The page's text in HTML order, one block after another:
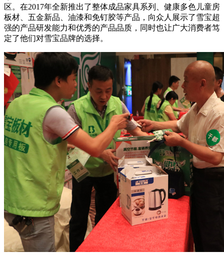
区。在2017年全新推出了整体成品家具系列、健康多色儿童房
板材、五金新品、油漆和免钉胶等产品，向众人展示了雪宝超
强的产品研发能力和优秀的产品品质，同时也让广大消费者笃
定了他们对雪宝品牌的选择。